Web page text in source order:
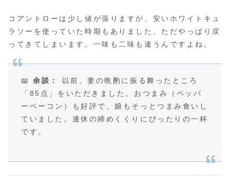
コアントローは少し値が張りますが、安いホワイトキュ
ラソーを使っていた時期もありました。ただやっぱり戻
ってきてしまいます。一味も二味も違うんですよね。
📖余談：
以前、妻の晩酌に振る舞ったところ
「85点」をいただきました。おつまみ（ペッパ
ーベーコン）も好評で、娘もそっとつまみ食いし
ていました。連休の締めくくりにぴったりの一杯
です。